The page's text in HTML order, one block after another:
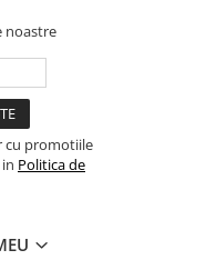
noastre
cu promotiile
Politica de